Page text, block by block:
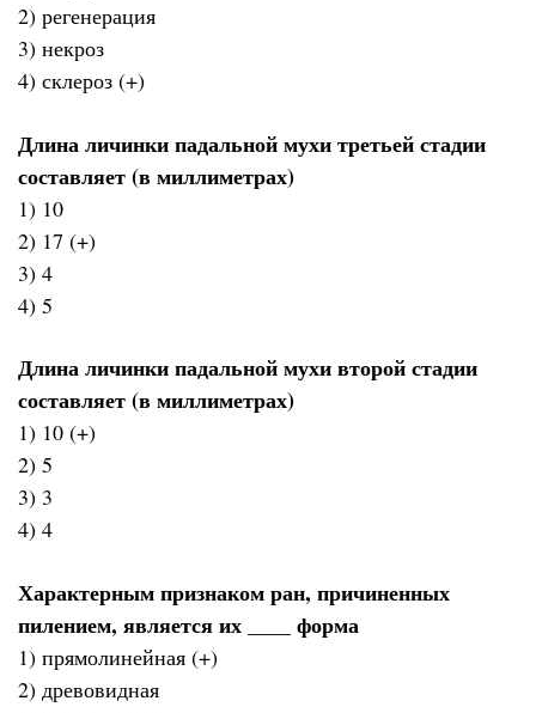
2) регенерация
3) некроз
4) склероз (+)
Длина личинки падальной мухи третьей стадии
составляет (в миллиметрах)
1) 10
2) 17 (+)
3) 4
4) 5
Длина личинки падальной мухи второй стадии
составляет (в миллиметрах)
1) 10 (+)
2) 5
3) 3
4) 4
Характерным признаком ран, причиненных
пилением, является их ____ форма
1) прямолинейная (+)
2) древовидная